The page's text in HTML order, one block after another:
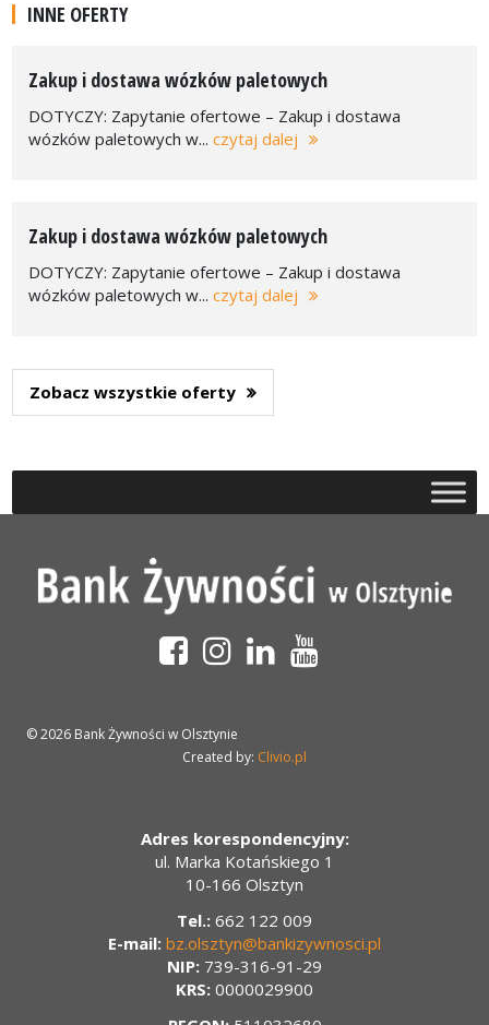
INNE OFERTY
Zakup i dostawa wózków paletowych
DOTYCZY: Zapytanie ofertowe – Zakup i dostawa
wózków paletowych w...czytaj dalej
Zakup i dostawa wózków paletowych
DOTYCZY: Zapytanie ofertowe – Zakup i dostawa
wózków paletowych w...czytaj dalej
Zobacz wszystkie oferty
© 2026 Bank Żywności w Olsztynie
Created by: Clivio.pl
Adres korespondencyjny:
ul. Marka Kotańskiego 1
10-166 Olsztyn
Tel.: 662 122 009
E-mail: bz.olsztyn@bankizywnosci.pl
NIP: 739-316-91-29
KRS: 0000029900